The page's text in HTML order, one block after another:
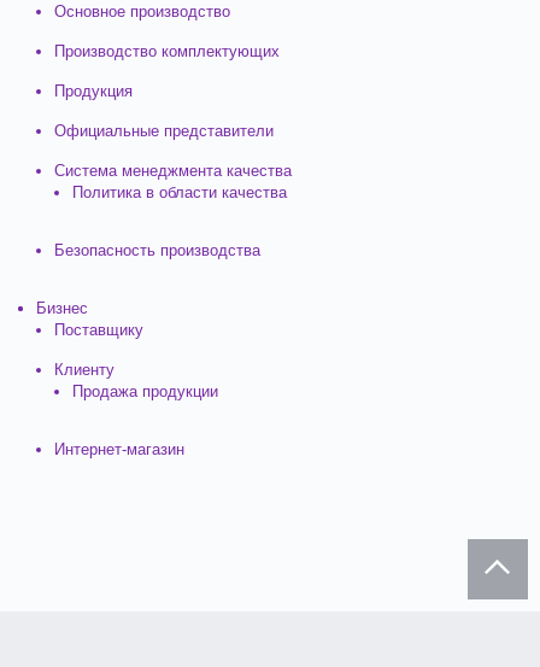
Основное производство
Производство комплектующих
Продукция
Официальные представители
Система менеджмента качества
Политика в области качества
Безопасность производства
Бизнес
Поставщику
Клиенту
Продажа продукции
Интернет-магазин